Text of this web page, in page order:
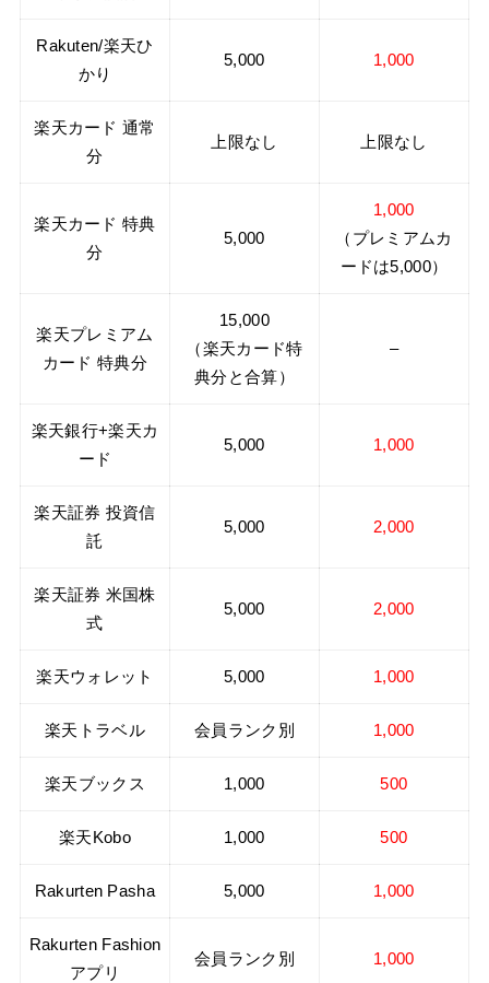
Rakuten/楽天ひ
かり
5,000 1,000
楽天カード 通常
分
上限なし 上限なし
楽天カード 特典
分
5,000
1,000
（プレミアムカ
ードは5,000）
楽天プレミアム
カード 特典分
15,000
（楽天カード特
典分と合算）
–
楽天銀行+楽天カ
ード
5,000 1,000
楽天証券 投資信
託
5,000 2,000
楽天証券 米国株
式
5,000 2,000
楽天ウォレット 5,000 1,000
楽天トラベル 会員ランク別 1,000
楽天ブックス 1,000 500
楽天Kobo 1,000 500
Rakurten Pasha 5,000 1,000
Rakurten Fashion
アプリ
会員ランク別 1,000